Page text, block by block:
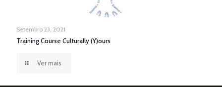
Setembro 23, 2021
Training Course Culturally (Y)ours
Ver mais